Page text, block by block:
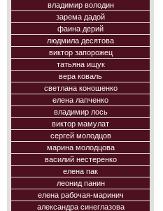
владимир володин
зарема дадой
фаина дерий
людмила десятова
виктор запорожец
татьяна ищук
вера коваль
светлана коношенко
елена лапченко
владимир лось
виктор мамулат
сергей молодцов
марина молодцова
василий нестеренко
елена пак
леонид панин
елена рабочая-маринич
александра синеглазова